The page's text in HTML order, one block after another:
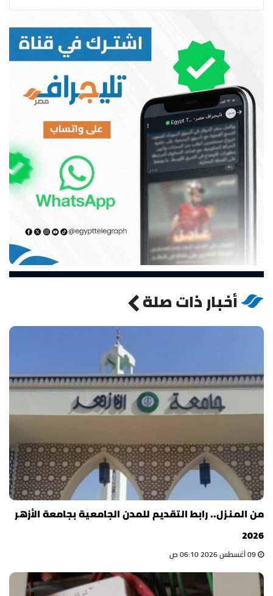
أخبار ذات صلة
من المنزل.. رابط التقديم للمدن الجامعية بجامعة الأزهر
2026